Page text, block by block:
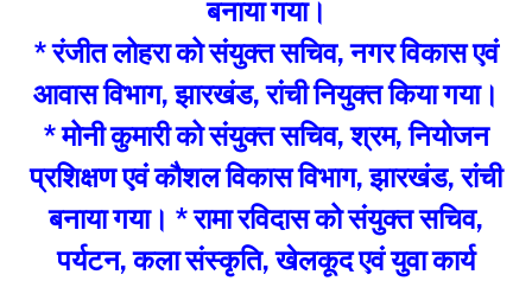
बनाया गया।
* रंजीत लोहरा को संयुक्त सचिव, नगर विकास एवं
आवास विभाग, झारखंड, रांची नियुक्त किया गया।
* मोनी कुमारी को संयुक्त सचिव, श्रम, नियोजन
प्रशिक्षण एवं कौशल विकास विभाग, झारखंड, रांची
बनाया गया। * रामा रविदास को संयुक्त सचिव,
पर्यटन, कला संस्कृति, खेलकूद एवं युवा कार्य